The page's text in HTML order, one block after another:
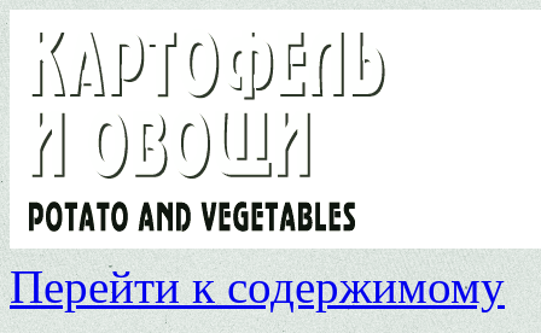
Перейти к содержимому